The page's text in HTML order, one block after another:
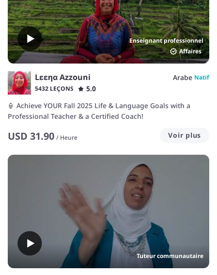
Enseignant professionnel
Affaires
Lεεηα Azzouni Arabe Natif
5432 LEÇONS
5.0
🏮 Achieve YOUR Fall 2025 Life & Language Goals with a
Professional Teacher & a Certified Coach!
USD 31.90 / Heure Voir plus
Tuteur communautaire